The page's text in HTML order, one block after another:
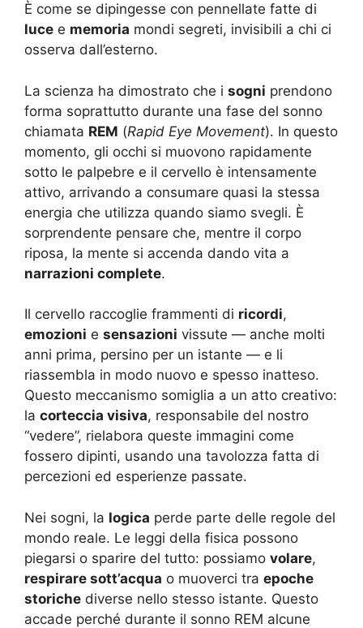
È come se dipingesse con pennellate fatte di
luce e memoria mondi segreti, invisibili a chi ci
osserva dall’esterno.
La scienza ha dimostrato che i sogni prendono
forma soprattutto durante una fase del sonno
chiamata REM (Rapid Eye Movement). In questo
momento, gli occhi si muovono rapidamente
sotto le palpebre e il cervello è intensamente
attivo, arrivando a consumare quasi la stessa
energia che utilizza quando siamo svegli. È
sorprendente pensare che, mentre il corpo
riposa, la mente si accenda dando vita a
narrazioni complete.
Il cervello raccoglie frammenti di ricordi,
emozioni e sensazioni vissute — anche molti
anni prima, persino per un istante — e li
riassembla in modo nuovo e spesso inatteso.
Questo meccanismo somiglia a un atto creativo:
la corteccia visiva, responsabile del nostro
“vedere”, rielabora queste immagini come
fossero dipinti, usando una tavolozza fatta di
percezioni ed esperienze passate.
Nei sogni, la logica perde parte delle regole del
mondo reale. Le leggi della fisica possono
piegarsi o sparire del tutto: possiamo volare,
respirare sott’acqua o muoverci tra epoche
storiche diverse nello stesso istante. Questo
accade perché durante il sonno REM alcune